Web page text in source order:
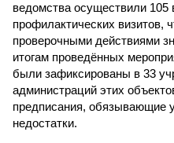
ведомства осуществили 105
профилактических визитов,
проверочными действиями
итогам проведённых
были зафиксированы в 33
администраций этих
предписания, обязывающие
недостатки.